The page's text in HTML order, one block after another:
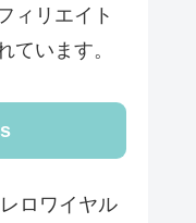
ィリエイト
ています。
ロワイヤル